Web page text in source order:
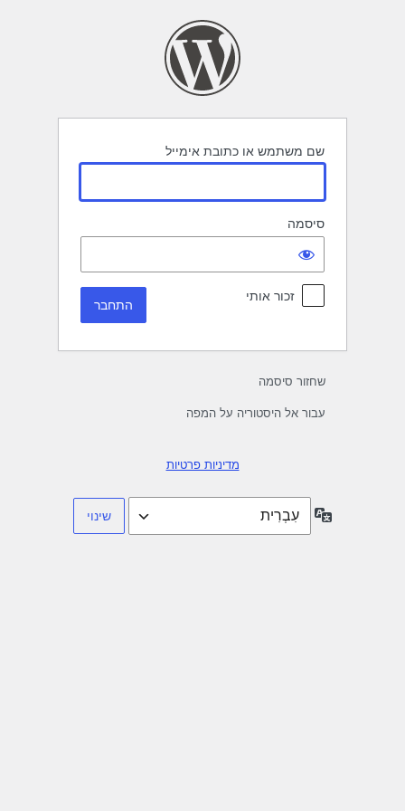
שם משתמש או כתובת אימייל
סיסמה
זכור אותי
שחזור סיסמה
עבור אל היסטוריה על המפה
מדיניות פרטיות
שפה